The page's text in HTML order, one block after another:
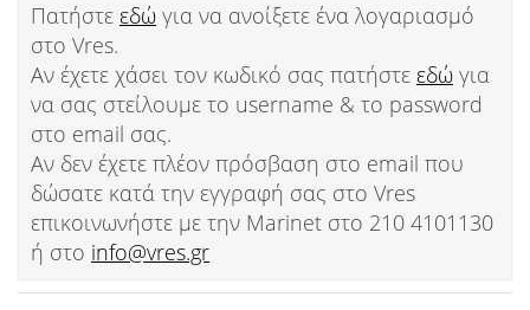
Ταινίες
Πατήστε εδώ για να ανοίξετε ένα λογαριασμό
στο Vres.
Αν έχετε χάσει τον κωδικό σας πατήστε εδώ για
να σας στείλουμε το username & το password
στο email σας.
Αν δεν έχετε πλέον πρόσβαση στο email που
δώσατε κατά την εγγραφή σας στο Vres
επικοινωνήστε με την Marinet στο 210 4101130
ή στο info@vres.gr